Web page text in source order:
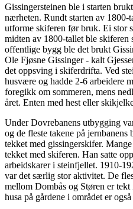
Gissingersteinen ble i starten
nærheten. Rundt starten av 1800-
utforme skiferen før bruk. Ei stor
midten av 1800-tallet ble skiferen
offentlige bygg ble det brukt
Ole Fjøsne Gissinger - kalt
det oppsving i skiferdrifta. Ved
husvære og hadde 2-6 arbeidere
foregikk om sommeren, mens
året. Enten med hest eller
Under Dovrebanens utbygging
og de fleste takene på
tekket med gissingerskifer.
tekket med skiferen. Han satte
arbeidskarer i steinfjellet. 1910-
var det særlig stor aktivitet. De
mellom Dombås og Støren er
husa på gårdene i området er